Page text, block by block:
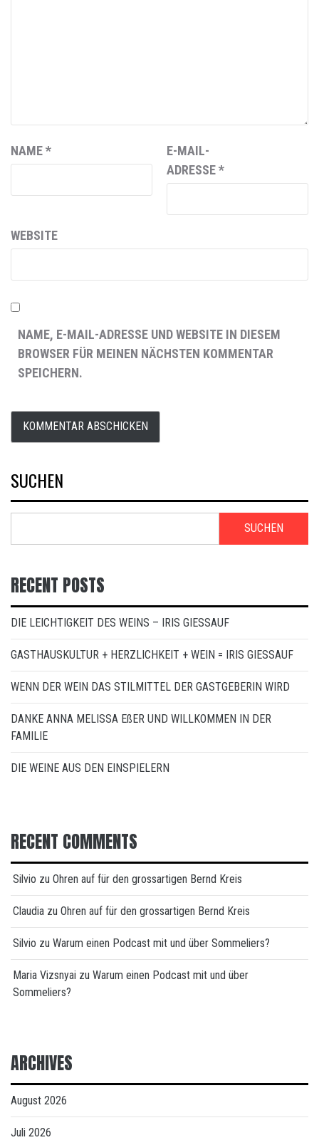
NAME*
E-MAIL-
ADRESSE*
WEBSITE
NAME, E-MAIL-ADRESSE UND WEBSITE IN DIESEM
BROWSER FÜR MEINEN NÄCHSTEN KOMMENTAR
SPEICHERN.
SUCHEN
SUCHEN
RECENT POSTS
DIE LEICHTIGKEIT DES WEINS – IRIS GIESSAUF
GASTHAUSKULTUR + HERZLICHKEIT + WEIN = IRIS GIESSAUF
WENN DER WEIN DAS STILMITTEL DER GASTGEBERIN WIRD
DANKE ANNA MELISSA EßER UND WILLKOMMEN IN DER
FAMILIE
DIE WEINE AUS DEN EINSPIELERN
RECENT COMMENTS
Silvio zu Ohren auf für den grossartigen Bernd Kreis
Claudia zu Ohren auf für den grossartigen Bernd Kreis
Silvio zu Warum einen Podcast mit und über Sommeliers?
Maria Vizsnyai zu Warum einen Podcast mit und über
Sommeliers?
ARCHIVES
August 2026
Juli 2026